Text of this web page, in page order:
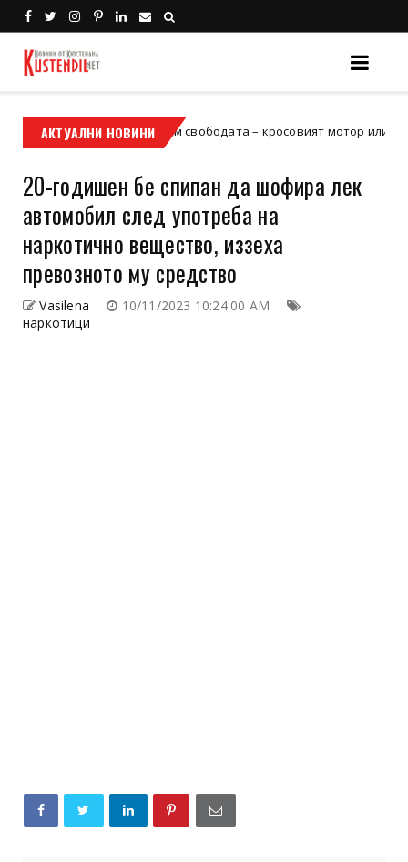
АКТУАЛНИ НОВИНИ
Кой е твоят билет към свободата – кросовият мотор или ATV?
20-годишен бе спипан да шофира лек
автомобил след употреба на
наркотично вещество, иззеха
превозното му средство
Vasilena
10/11/2023 10:24:00 AM
наркотици